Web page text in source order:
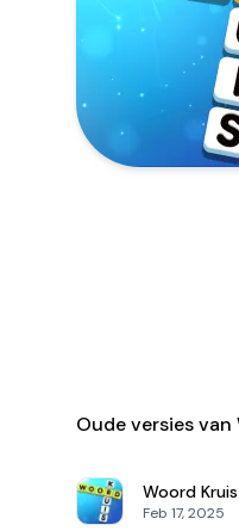
Oude versies van
Woord Kruis
Feb 17, 2025